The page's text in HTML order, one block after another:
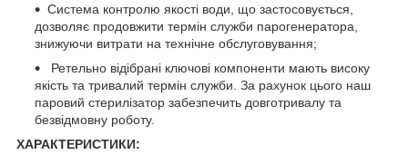
Система контролю якості води, що застосовується,
дозволяє продовжити термін служби парогенератора,
знижуючи витрати на технічне обслуговування;
Ретельно відібрані ключові компоненти мають високу
якість та тривалий термін служби. За рахунок цього наш
паровий стерилізатор забезпечить довготривалу та
безвідмовну роботу.
ХАРАКТЕРИСТИКИ: